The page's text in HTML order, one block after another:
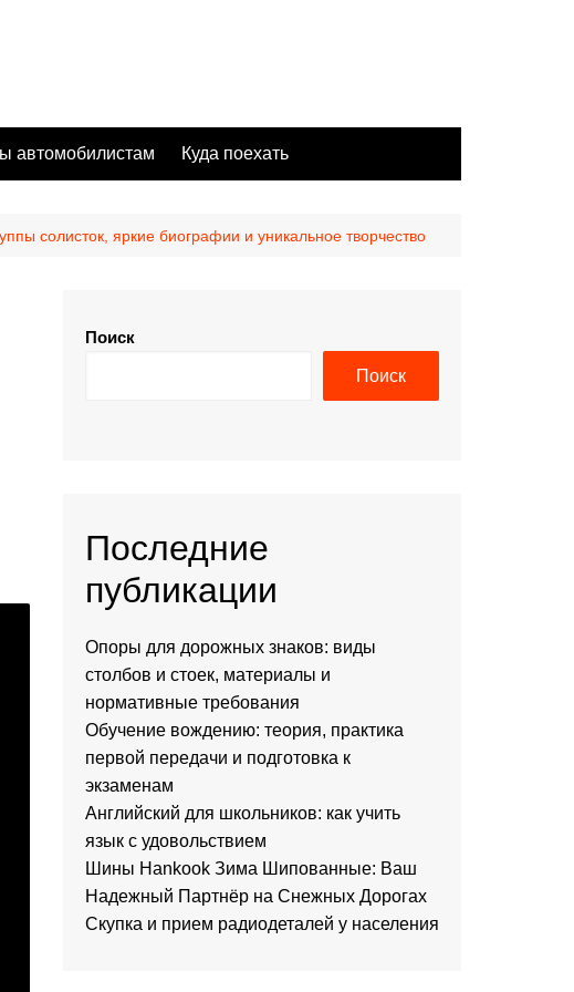
автомобилистам Куда поехать
солисток, яркие биографии и уникальное творчество
Поиск
Поиск
Последние
публикации
Опоры для дорожных знаков: виды
столбов и стоек, материалы и
нормативные требования
Обучение вождению: теория, практика
первой передачи и подготовка к
экзаменам
Английский для школьников: как учить
язык с удовольствием
Шины Hankook Зима Шипованные: Ваш
Надежный Партнёр на Снежных Дорогах
Скупка и прием радиодеталей у населения